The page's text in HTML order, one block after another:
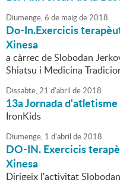
Diumenge,6 de maigde2018
Do-In.Exercicis
Xinesa
a càrrec de Slobodan
Shiatsu i Medicina
Dissabte,21 d'abril de2018
13a Jornada
IronKids
Diumenge, 1 d'abril de2018
DO-IN. Exercicis
Xinesa
Dirigeix l'activitat